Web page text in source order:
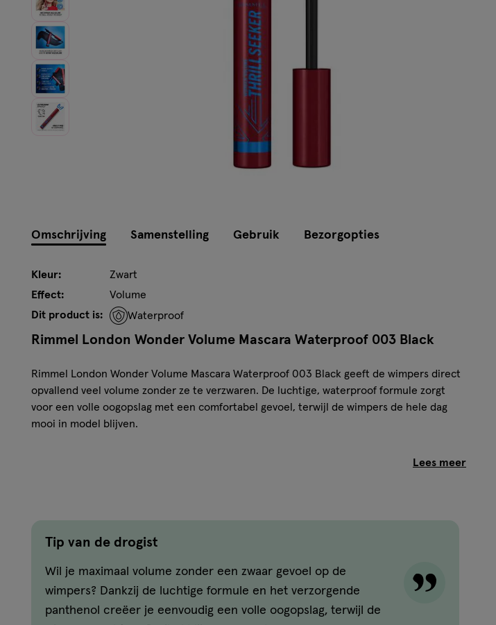
Omschrijving Samenstelling Gebruik Bezorgopties
Kleur:
Zwart
Effect:
Volume
Dit product is:
Waterproof
Rimmel London Wonder Volume Mascara Waterproof 003 Black
Rimmel London Wonder Volume Mascara Waterproof 003 Black geeft de wimpers direct
opvallend veel volume zonder ze te verzwaren. De luchtige, waterproof formule zorgt
voor een volle oogopslag met een comfortabel gevoel, terwijl de wimpers de hele dag
mooi in model blijven.
Dankzij het zandlopervormige mascaraborsteltje wordt ieder wimperhaartje vanaf de
Kenmerken
Waterproof mascara voor direct volume
Tot 24 uur langhoudend resultaat
Zandlopervormige borstel voor maximaal volume
Tip van de drogist
Wil je maximaal volume zonder een zwaar gevoel op de
wimpers? Dankzij de luchtige formule en het verzorgende
panthenol creëer je eenvoudig een volle oogopslag, terwijl de